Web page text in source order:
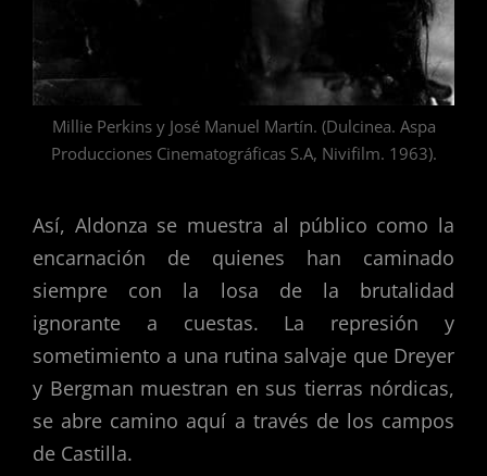
Millie Perkins y José Manuel Martín. (Dulcinea. Aspa
Producciones Cinematográficas S.A, Nivifilm. 1963).
Así, Aldonza se muestra al público como la
encarnación de quienes han caminado
siempre con la losa de la brutalidad
ignorante a cuestas. La represión y
sometimiento a una rutina salvaje que Dreyer
y Bergman muestran en sus tierras nórdicas,
se abre camino aquí a través de los campos
de Castilla.